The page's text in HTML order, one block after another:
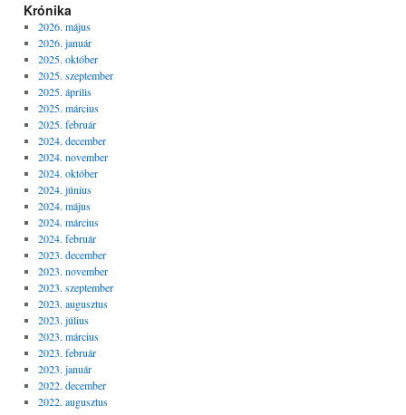
Krónika
2026. május
2026. január
2025. október
2025. szeptember
2025. április
2025. március
2025. február
2024. december
2024. november
2024. október
2024. június
2024. május
2024. március
2024. február
2023. december
2023. november
2023. szeptember
2023. augusztus
2023. július
2023. március
2023. február
2023. január
2022. december
2022. augusztus